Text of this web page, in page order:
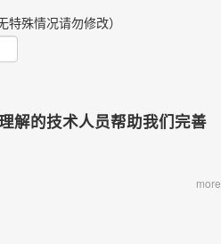
殊情况请勿修改）
解的技术人员帮助我们完善
more